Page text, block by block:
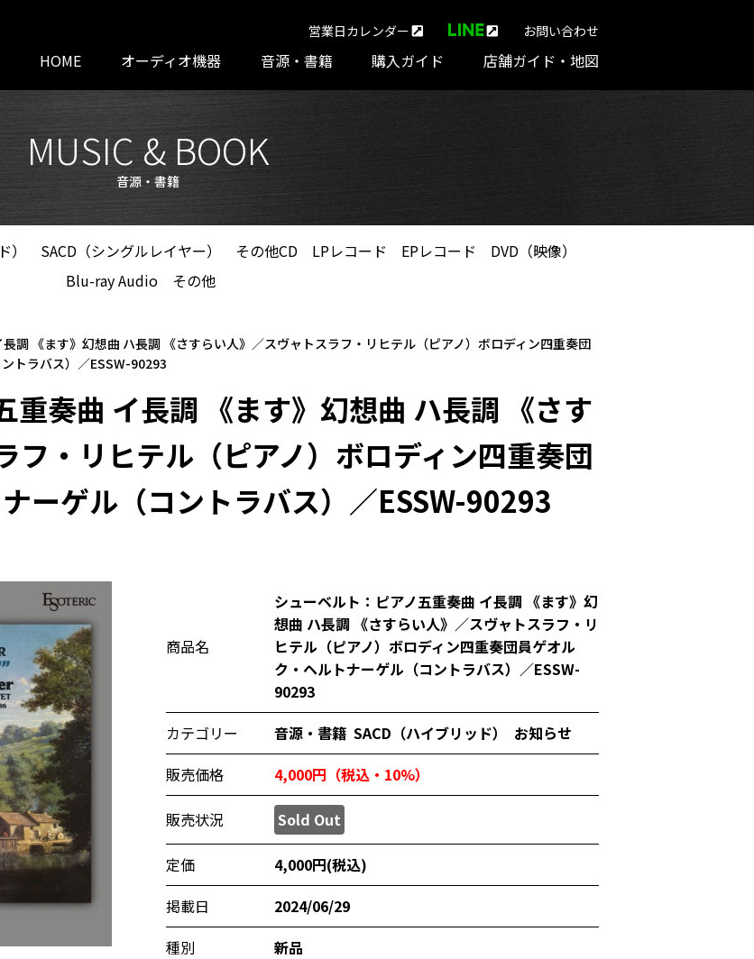
HOME オーディオ機器 音源・書籍 購入ガイド 店舗ガイド・地図
営業日カレンダー お問い合わせ
MUSIC & BOOK
音源・書籍
SACD（シングルレイヤー） その他CD LPレコード EPレコード
DVD（映像）
Blu-ray Audio
その他
調 《ます》幻想曲 ハ長調 《さすらい人》／スヴャトスラフ・リヒテル（ピアノ）ボロディン四重奏団
トラバス）／ESSW-90293
重奏曲 イ長調 《ます》幻想曲 ハ長調 《さす
フ・リヒテル（ピアノ）ボロディン四重奏団
ーゲル（コントラバス）／ESSW-90293
商品名
シューベルト：ピアノ五重奏曲 イ長調 《ます》幻
想曲 ハ長調 《さすらい人》／スヴャトスラフ・リ
ヒテル（ピアノ）ボロディン四重奏団員ゲオル
ク・ヘルトナーゲル（コントラバス）／ESSW-
90293
カテゴリー
音源・書籍 SACD（ハイブリッド）
お知らせ
販売価格
4,000円（税込・10%）
販売状況 Sold Out
定価
4,000円(税込)
掲載日
2024/06/29
種別
新品